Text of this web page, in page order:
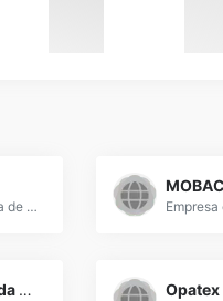
Empresa especializada en clasificar ropa de segunda mano para tiendas mercadillos puestos ambulantes. Exportamos nuestros productos a Europa del este, Russia, Pakistan, Africa Occidental
Empresa de ropa usada clasificada de Primera Calidad Opatex